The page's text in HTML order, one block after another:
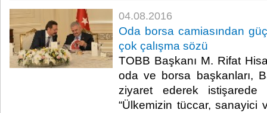
04.08.2016
Oda borsa camiasından
çok çalışma sözü
TOBB Başkanı M. Rifat
oda ve borsa başkanları,
ziyaret ederek istişarede
“Ülkemizin tüccar, sanayici